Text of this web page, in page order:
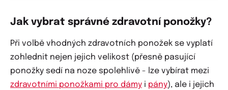
Jak vybrat správné zdravotní ponožky?
Při volbě vhodných zdravotních ponožek se vyplatí
zohlednit nejen jejich velikost (přesně pasující
ponožky sedí na noze spolehlivě - lze vybírat mezi
zdravotními ponožkami pro dámy i pány), ale i jejich